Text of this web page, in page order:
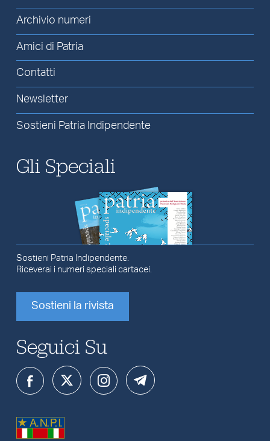
Archivio numeri
Amici di Patria
Contatti
Newsletter
Sostieni Patria Indipendente
Gli Speciali
Sostieni Patria Indipendente.
Riceverai i numeri speciali cartacei.
Sostieni la rivista
Seguici Su